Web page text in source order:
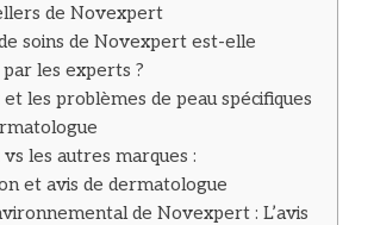
de Novexpert
soins de Novexpert est-elle
les experts ?
les problèmes de peau spécifiques
les autres marques :
et avis de dermatologue
de Novexpert : L’avis